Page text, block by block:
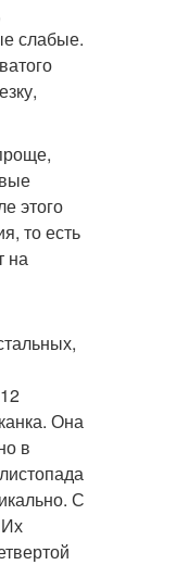
слабые.
этого
то есть
на
Она
в
С